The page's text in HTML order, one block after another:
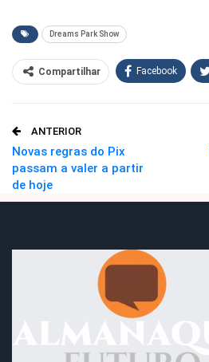
Dreams Park Show
Compartilhar Facebook
O email
ANTERIOR
Novas regras do Pix
passam a valer a partir
de hoje